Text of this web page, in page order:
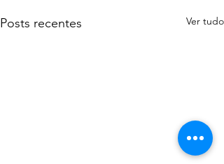
Posts recentes Ver tudo